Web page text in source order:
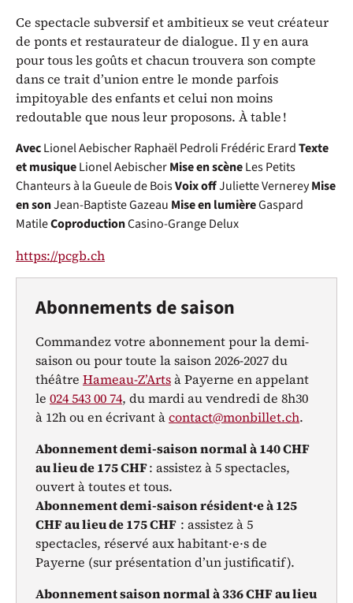
Ce spectacle subversif et ambitieux se veut créateur
de ponts et restaurateur de dialogue. Il y en aura
pour tous les goûts et chacun trouvera son compte
dans ce trait d’union entre le monde parfois
impitoyable des enfants et celui non moins
redoutable que nous leur proposons. À table !
AvecLionel AebischerRaphaël Pedroli Frédéric ErardTexte
et musiqueLionel AebischerMise en scèneLes Petits
Chanteurs à la Gueule de BoisVoix offJuliette VernereyMise
en sonJean-Baptiste Gazeau Mise en lumièreGaspard
MatileCoproductionCasino-Grange Delux
https://pcgb.ch
Abonnements de saison
Commandez votre abonnement pour la demi-
saison ou pour toute la saison 2026-2027 du
théâtre Hameau-Z’Artsà Payerne en appelant
le 024 543 00 74, du mardi au vendredi de 8h30
à 12h ou en écrivant àcontact@monbillet.ch.
Abonnement demi-saison normal à 140 CHF
au lieu de 175 CHF: assistez à 5 spectacles,
ouvert à toutes et tous.
Abonnement demi-saison résident·e à 125
CHF au lieu de 175 CHF : assistez à 5
spectacles, réservé aux habitant·e·s de
Payerne (sur présentation d’un justificatif).
Abonnement saison normal à 336 CHF au lieu